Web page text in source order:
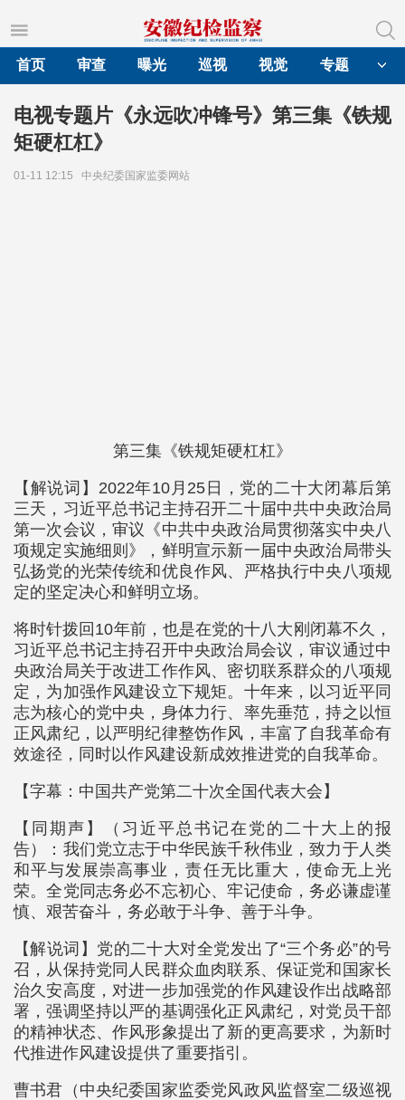
首页
审查 曝光 巡视 视觉 专题
电视专题片《永远吹冲锋号》第三集《铁规
矩硬杠杠》
01-11 12:15 中央纪委国家监委网站
第三集《铁规矩硬杠杠》
【解说词】2022年10月25日，党的二十大闭幕后第
三天，习近平总书记主持召开二十届中共中央政治局
第一次会议，审议《中共中央政治局贯彻落实中央八
项规定实施细则》，鲜明宣示新一届中央政治局带头
弘扬党的光荣传统和优良作风、严格执行中央八项规
定的坚定决心和鲜明立场。
将时针拨回10年前，也是在党的十八大刚闭幕不久，
习近平总书记主持召开中央政治局会议，审议通过中
央政治局关于改进工作作风、密切联系群众的八项规
定，为加强作风建设立下规矩。十年来，以习近平同
志为核心的党中央，身体力行、率先垂范，持之以恒
正风肃纪，以严明纪律整饬作风，丰富了自我革命有
效途径，同时以作风建设新成效推进党的自我革命。
【字幕：中国共产党第二十次全国代表大会】
【同期声】（习近平总书记在党的二十大上的报
告）：我们党立志于中华民族千秋伟业，致力于人类
和平与发展崇高事业，责任无比重大，使命无上光
荣。全党同志务必不忘初心、牢记使命，务必谦虚谨
慎、艰苦奋斗，务必敢于斗争、善于斗争。
【解说词】党的二十大对全党发出了“三个务必”的号
召，从保持党同人民群众血肉联系、保证党和国家长
治久安高度，对进一步加强党的作风建设作出战略部
署，强调坚持以严的基调强化正风肃纪，对党员干部
的精神状态、作风形象提出了新的更高要求，为新时
代推进作风建设提供了重要指引。
曹书君（中央纪委国家监委党风政风监督室二级巡视